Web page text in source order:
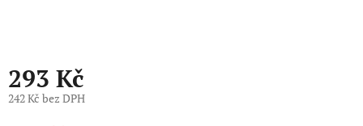
293 Kč
242 Kč bez DPH